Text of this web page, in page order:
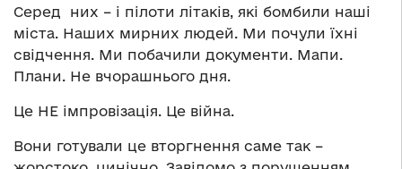
Серед них – і пілоти літаків, які бомбили наші
міста. Наших мирних людей. Ми почули їхні
свідчення. Ми побачили документи. Мапи.
Плани. Не вчорашнього дня.
Це НЕ імпровізація. Це війна.
Вони готували це вторгнення саме так –